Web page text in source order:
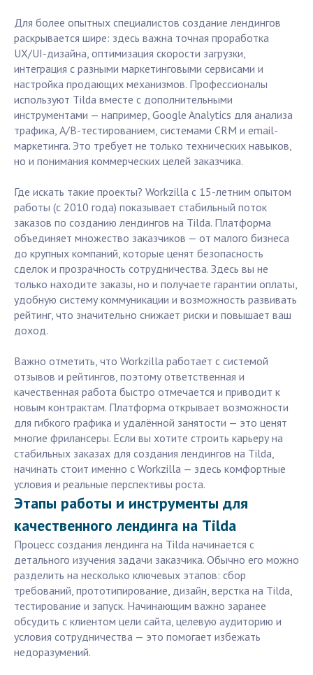
Для более опытных специалистов создание лендингов
раскрывается шире: здесь важна точная проработка
UX/UI-дизайна, оптимизация скорости загрузки,
интеграция с разными маркетинговыми сервисами и
настройка продающих механизмов. Профессионалы
используют Tilda вместе с дополнительными
инструментами — например, Google Analytics для анализа
трафика, A/B-тестированием, системами CRM и email-
маркетинга. Это требует не только технических навыков,
но и понимания коммерческих целей заказчика.
Где искать такие проекты? Workzilla с 15-летним опытом
работы (с 2010 года) показывает стабильный поток
заказов по созданию лендингов на Tilda. Платформа
объединяет множество заказчиков — от малого бизнеса
до крупных компаний, которые ценят безопасность
сделок и прозрачность сотрудничества. Здесь вы не
только находите заказы, но и получаете гарантии оплаты,
удобную систему коммуникации и возможность развивать
рейтинг, что значительно снижает риски и повышает ваш
доход.
Важно отметить, что Workzilla работает с системой
отзывов и рейтингов, поэтому ответственная и
качественная работа быстро отмечается и приводит к
новым контрактам. Платформа открывает возможности
для гибкого графика и удалённой занятости — это ценят
многие фрилансеры. Если вы хотите строить карьеру на
стабильных заказах для создания лендингов на Tilda,
начинать стоит именно с Workzilla — здесь комфортные
условия и реальные перспективы роста.
Этапы работы и инструменты для
качественного лендинга на Tilda
Процесс создания лендинга на Tilda начинается с
детального изучения задачи заказчика. Обычно его можно
разделить на несколько ключевых этапов: сбор
требований, прототипирование, дизайн, верстка на Tilda,
тестирование и запуск. Начинающим важно заранее
обсудить с клиентом цели сайта, целевую аудиторию и
условия сотрудничества — это помогает избежать
недоразумений.